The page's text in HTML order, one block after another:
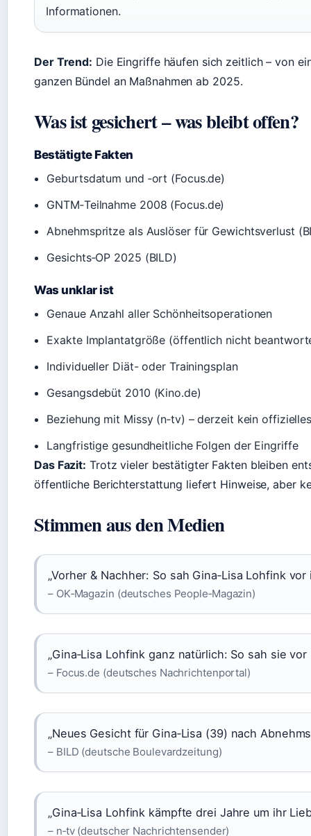
Informationen.
Der Trend: Die Eingriffe häufen sich zeitlich – von
ganzen Bündel an Maßnahmen ab 2025.
Was ist gesichert – was bleibt offen?
Bestätigte Fakten
Geburtsdatum und ‑ort (Focus.de)
GNTM‑Teilnahme 2008 (Focus.de)
Abnehmspritze als Auslöser für Gewichtsverlust
Gesichts‑OP 2025 (BILD)
Was unklar ist
Genaue Anzahl aller Schönheitsoperationen
Exakte Implantatgröße (öffentlich nicht
Individueller Diät- oder Trainingsplan
Gesangsdebüt 2010 (Kino.de)
Beziehung mit Missy (n‑tv) – derzeit kein
Langfristige gesundheitliche Folgen der Eingriffe
Das Fazit: Trotz vieler bestätigter Fakten bleiben
öffentliche Berichterstattung liefert Hinweise, aber
Stimmen aus den Medien
„Vorher & Nachher: So sah Gina‑Lisa Lohfink vor
– OK‑Magazin (deutsches People‑Magazin)
„Gina‑Lisa Lohfink ganz natürlich: So sah sie vor
– Focus.de (deutsches Nachrichtenportal)
„Neues Gesicht für Gina‑Lisa (39) nach
– BILD (deutsche Boulevardzeitung)
„Gina‑Lisa Lohfink kämpfte drei Jahre um ihr
– n‑tv (deutscher Nachrichtensender)